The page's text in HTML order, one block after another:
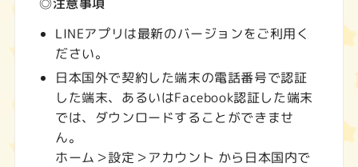
LINEアプリは最新のバージョンをご利用く
ださい。
⽇本国外で契約した端末の電話番号で認証
した端末、あるいはFacebook認証した端末
では、ダウンロードすることができませ
ん。
ホーム＞設定＞アカウント から日本国内で